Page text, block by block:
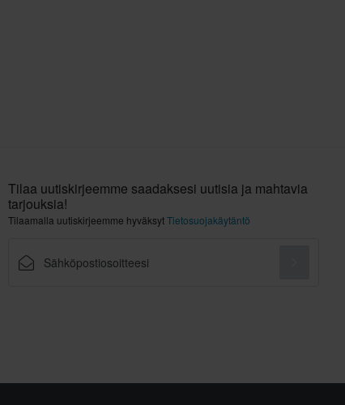
Tilaa uutiskirjeemme saadaksesi uutisia ja mahtavia
tarjouksia!
Tilaamalla uutiskirjeemme hyväksytTietosuojakäytäntö